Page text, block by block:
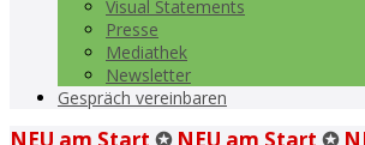
Visual Statements
Presse
Mediathek
Newsletter
Gespräch vereinbaren